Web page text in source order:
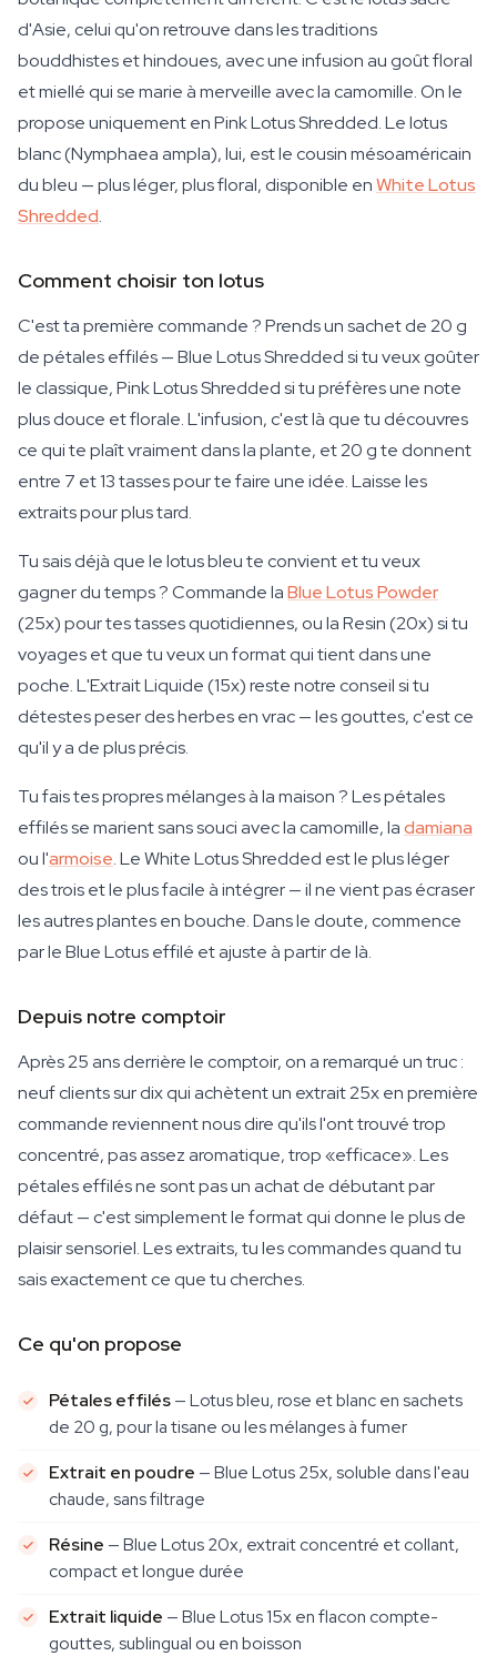
d'Asie, celui qu'on retrouve dans les traditions
bouddhistes et hindoues, avec une infusion au goût floral
et miellé qui se marie à merveille avec la camomille. On le
propose uniquement en Pink Lotus Shredded. Le lotus
blanc (Nymphaea ampla), lui, est le cousin mésoaméricain
du bleu — plus léger, plus floral, disponible enWhite Lotus
Shredded.
Comment choisir ton lotus
C'est ta première commande ? Prends un sachet de 20 g
de pétales effilés — Blue Lotus Shredded si tu veux goûter
le classique, Pink Lotus Shredded si tu préfères une note
plus douce et florale. L'infusion, c'est là que tu découvres
ce qui te plaît vraiment dans la plante, et 20 g te donnent
entre 7 et 13 tasses pour te faire une idée. Laisse les
extraits pour plus tard.
Tu sais déjà que le lotus bleu te convient et tu veux
gagner du temps ? Commande laBlue Lotus Powder
(25x) pour tes tasses quotidiennes, ou la Resin (20x) si tu
voyages et que tu veux un format qui tient dans une
poche. L'Extrait Liquide (15x) reste notre conseil si tu
détestes peser des herbes en vrac — les gouttes, c'est ce
qu'il y a de plus précis.
Tu fais tes propres mélanges à la maison ? Les pétales
effilés se marient sans souci avec la camomille, ladamiana
ou l'armoise. Le White Lotus Shredded est le plus léger
des trois et le plus facile à intégrer — il ne vient pas écraser
les autres plantes en bouche. Dans le doute, commence
par le Blue Lotus effilé et ajuste à partir de là.
Depuis notre comptoir
Après 25 ans derrière le comptoir, on a remarqué un truc :
neuf clients sur dix qui achètent un extrait 25x en première
commande reviennent nous dire qu'ils l'ont trouvé trop
concentré, pas assez aromatique, trop «efficace». Les
pétales effilés ne sont pas un achat de débutant par
défaut — c'est simplement le format qui donne le plus de
plaisir sensoriel. Les extraits, tu les commandes quand tu
sais exactement ce que tu cherches.
Ce qu'on propose
Pétales effilés— Lotus bleu, rose et blanc en sachets
de 20 g, pour la tisane ou les mélanges à fumer
Extrait en poudre — Blue Lotus 25x, soluble dans l'eau
chaude, sans filtrage
Résine — Blue Lotus 20x, extrait concentré et collant,
compact et longue durée
Extrait liquide — Blue Lotus 15x en flacon compte-
gouttes, sublingual ou en boisson